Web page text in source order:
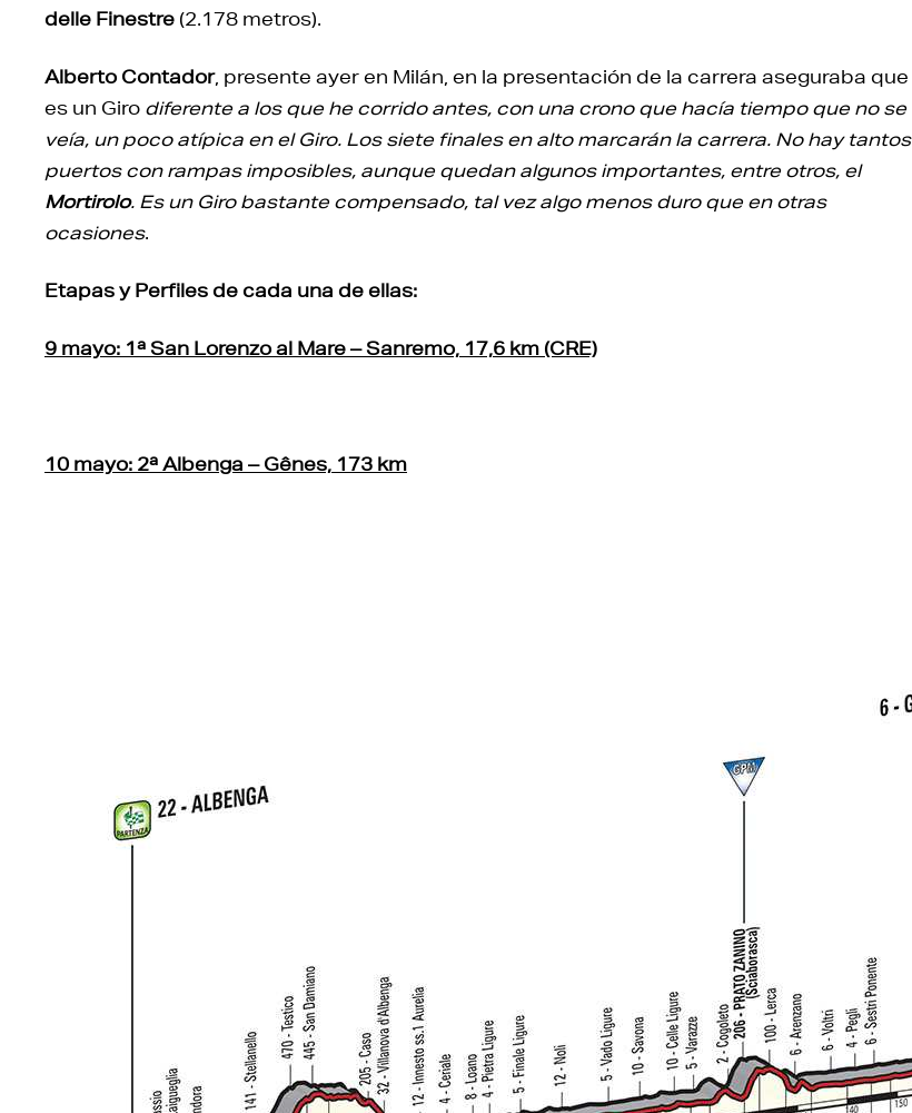
delle Finestre (2.178 metros).
Alberto Contador, presente ayer en Milán, en la presentación de la carrera aseguraba que
es un Giro diferente a los que he corrido antes, con una crono que hacía tiempo que no se
veía, un poco atípica en el Giro. Los siete finales en alto marcarán la carrera. No hay tantos
puertos con rampas imposibles, aunque quedan algunos importantes, entre otros, el
Mortirolo. Es un Giro bastante compensado, tal vez algo menos duro que en otras
ocasiones.
Etapas y Perfiles de cada una de ellas:
9 mayo: 1ª San Lorenzo al Mare – Sanremo, 17,6 km (CRE)
10 mayo: 2ª Albenga – Gênes, 173 km